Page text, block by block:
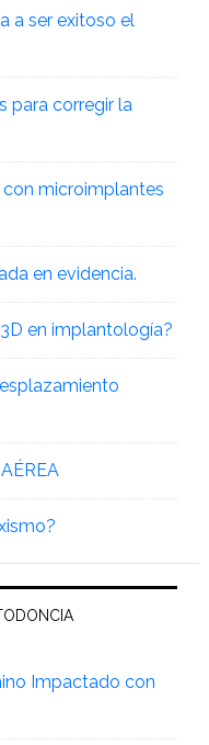
a ser exitoso el
para corregir la
microimplantes
en evidencia.
en implantología?
Impactado con